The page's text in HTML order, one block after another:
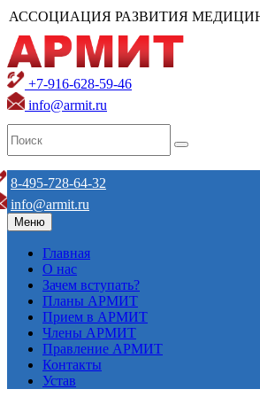
АССОЦИАЦИЯ РАЗВИТИЯ
+7-916-628-59-46
info@armit.ru
8-495-728-64-32
info@armit.ru
Меню
Главная
О нас
Зачем вступать?
Планы АРМИТ
Прием в АРМИТ
Члены АРМИТ
Правление АРМИТ
Контакты
Устав